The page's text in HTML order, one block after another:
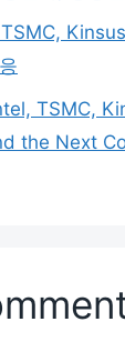
TSMC,
the Next